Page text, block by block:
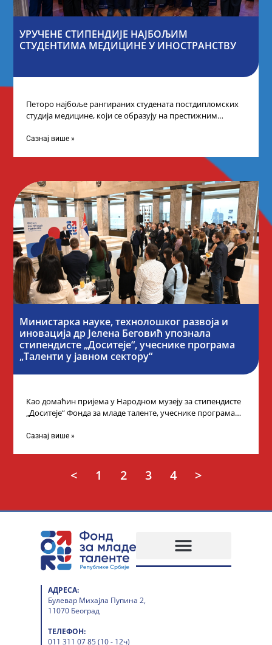
УРУЧЕНЕ СТИПЕНДИЈЕ НАЈБОЉИМ
СТУДЕНТИМА МЕДИЦИНЕ У ИНОСТРАНСТВУ
Петоро најбоље рангираних студената постдипломских
студија медицине, који се образују на престижним
стипендије од
Сазнај више »
Министарка науке, технолошког развоја и
иновација др Јелена Беговић упознала
стипендисте „Доситеје“, учеснике програма
„Таленти у јавном сектору“
Као домаћин пријема у Народном музеју за стипендисте
„Доситеје“ Фонда за младе таленте, учеснике програма
Сазнај више »
< 1 2 3 4 >
АДРЕСА:
Булевар Михајла Пупина 2,
11070 Београд
ТЕЛЕФОН:
011 311 07 85 (10 - 12ч)